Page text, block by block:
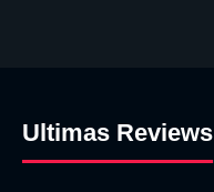
Ultimas Reviews